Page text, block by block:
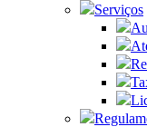
Serviços